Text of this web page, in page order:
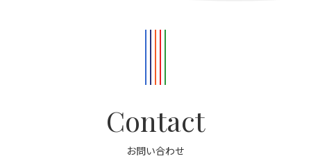
Contact
お問い合わせ